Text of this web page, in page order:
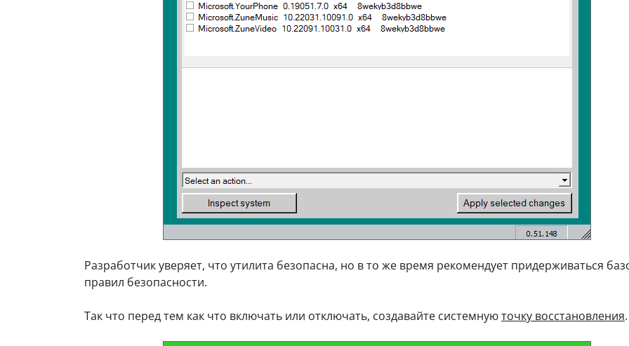
Разработчик уверяет, что утилита безопасна, но в то же время рекомендует придерживаться
правил безопасности.
Так что перед тем как что включать или отключать, создавайте системнуюточку восстановления.